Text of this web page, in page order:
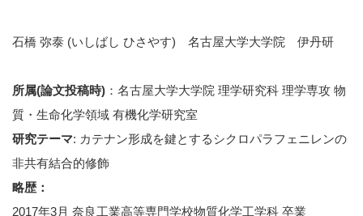
石橋 弥泰 (いしばし ひさやす) 名古屋大学大学院 伊丹研
所属(論文投稿時) ：名古屋大学大学院 理学研究科 理学専攻 物
質・生命化学領域 有機化学研究室
研究テーマ: カテナン形成を鍵とするシクロパラフェニレンの
非共有結合的修飾
略歴：
2017年3月 奈良工業高等専門学校物質化学工学科 卒業